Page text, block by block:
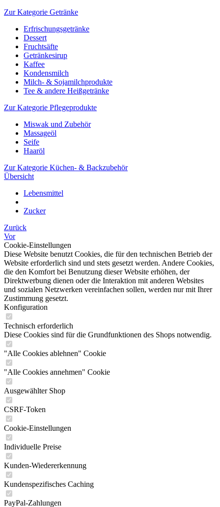
Zur Kategorie Getränke
Erfrischungsgetränke
Dessert
Fruchtsäfte
Getränkesirup
Kaffee
Kondensmilch
Milch- & Sojamilchprodukte
Tee & andere Heißgetränke
Zur Kategorie Pflegeprodukte
Miswak und Zubehör
Massageöl
Seife
Haaröl
Zur Kategorie Küchen- & Backzubehör
Übersicht
Lebensmittel
Zucker
Zurück
Vor
Cookie-Einstellungen
Diese Website benutzt Cookies, die für den technischen Betrieb der
Website erforderlich sind und stets gesetzt werden. Andere Cookies,
die den Komfort bei Benutzung dieser Website erhöhen, der
Direktwerbung dienen oder die Interaktion mit anderen Websites
und sozialen Netzwerken vereinfachen sollen, werden nur mit Ihrer
Zustimmung gesetzt.
Konfiguration
Technisch erforderlich
Diese Cookies sind für die Grundfunktionen des Shops notwendig.
"Alle Cookies ablehnen" Cookie
"Alle Cookies annehmen" Cookie
Ausgewählter Shop
CSRF-Token
Cookie-Einstellungen
Individuelle Preise
Kunden-Wiedererkennung
Kundenspezifisches Caching
PayPal-Zahlungen